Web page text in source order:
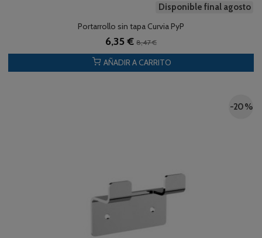
Disponible final agosto
Portarrollo sin tapa Curvia PyP
6,35 € 8,47 €
AÑADIR A CARRITO
-20 %